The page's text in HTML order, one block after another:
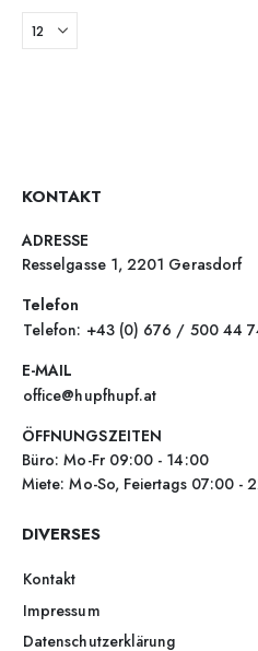
KONTAKT
ADRESSE
Resselgasse 1, 2201 Gerasdorf
Telefon
Telefon: +43 (0) 676 / 500 44
E-MAIL
office@hupfhupf.at
ÖFFNUNGSZEITEN
Büro: Mo-Fr 09:00 - 14:00
Miete: Mo-So, Feiertags 07:00
DIVERSES
Kontakt
Impressum
Datenschutzerklärung